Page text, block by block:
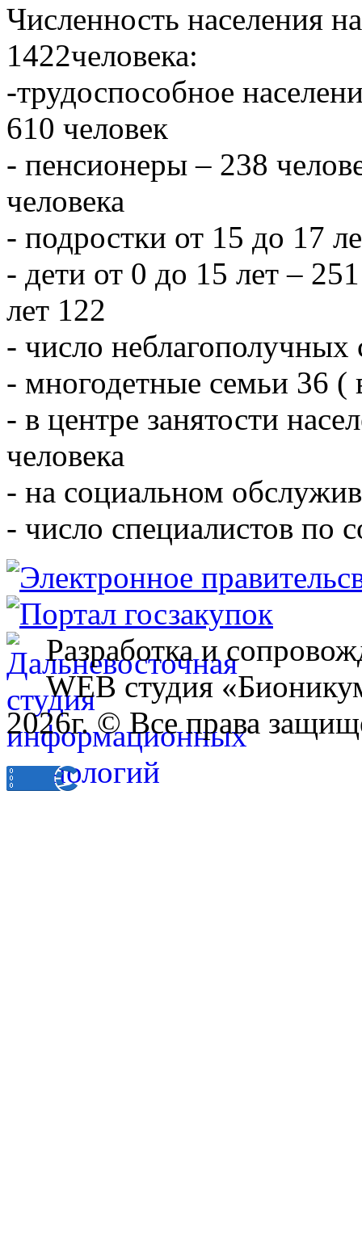
Численность населения
1422человека:
-трудоспособное
610 человек
- пенсионеры – 238
человека
- подростки от 15 до 17
- дети от 0 до 15 лет –
лет 122
- число
- многодетные семьи 36 (
- в центре занятости
человека
- на социальном
- число специалистов по
Разработка и
WEB студия
2026г. © Все права